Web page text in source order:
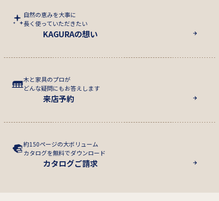
自然の恵みを大事に
長く使っていただきたい
KAGURAの想い
木と家具のプロが
どんな疑問にもお答えします
来店予約
約150ページの大ボリューム
カタログを無料でダウンロード
カタログご請求